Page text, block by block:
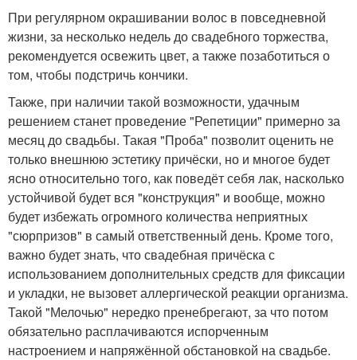
При регулярном окрашивании волос в повседневной
жизни, за несколько недель до свадебного торжества,
рекомендуется освежить цвет, а также позаботиться о
том, чтобы подстричь кончики.
Также, при наличии такой возможности, удачным
решением станет проведение "Репетиции" примерно за
месяц до свадьбы. Такая "Проба" позволит оценить не
только внешнюю эстетику причёски, но и многое будет
ясно относительно того, как поведёт себя лак, насколько
устойчивой будет вся "конструкция" и вообще, можно
будет избежать огромного количества неприятных
"сюрпризов" в самый ответственный день. Кроме того,
важно будет знать, что свадебная причёска с
использованием дополнительных средств для фиксации
и укладки, не вызовет аллергической реакции организма.
Такой "Мелочью" нередко пренебрегают, за что потом
обязательно расплачиваются испорченным
настроением и напряжённой обстановкой на свадьбе.